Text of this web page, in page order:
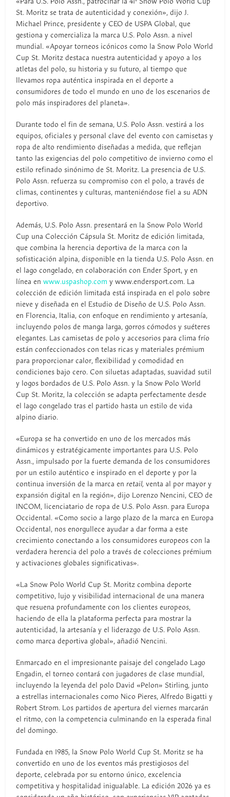
St. Moritz se trata de autenticidad y conexión», dijo J.
Michael Prince, presidente y CEO de USPA Global, que
gestiona y comercializa la marca U.S. Polo Assn. a nivel
mundial. «Apoyar torneos icónicos como la Snow Polo World
Cup St. Moritz destaca nuestra autenticidad y apoyo a los
atletas del polo, su historia y su futuro, al tiempo que
llevamos ropa auténtica inspirada en el deporte a
consumidores de todo el mundo en uno de los escenarios de
polo más inspiradores del planeta».
Durante todo el fin de semana, U.S. Polo Assn. vestirá a los
equipos, oficiales y personal clave del evento con camisetas y
ropa de alto rendimiento diseñadas a medida, que reflejan
tanto las exigencias del polo competitivo de invierno como el
estilo refinado sinónimo de St. Moritz. La presencia de U.S.
Polo Assn. refuerza su compromiso con el polo, a través de
climas, continentes y culturas, manteniéndose fiel a su ADN
deportivo.
Además, U.S. Polo Assn. presentará en la Snow Polo World
Cup una Colección Cápsula St. Moritz de edición limitada,
que combina la herencia deportiva de la marca con la
sofisticación alpina, disponible en la tienda U.S. Polo Assn. en
el lago congelado, en colaboración con Ender Sport, y en
línea enwww.uspashop.com y www.endersport.com. La
colección de edición limitada está inspirada en el polo sobre
nieve y diseñada en el Estudio de Diseño de U.S. Polo Assn.
en Florencia, Italia, con enfoque en rendimiento y artesanía,
incluyendo polos de manga larga, gorros cómodos y suéteres
elegantes. Las camisetas de polo y accesorios para clima frío
están confeccionados con telas ricas y materiales prémium
para proporcionar calor, flexibilidad y comodidad en
condiciones bajo cero. Con siluetas adaptadas, suavidad sutil
y logos bordados de U.S. Polo Assn. y la Snow Polo World
Cup St. Moritz, la colección se adapta perfectamente desde
el lago congelado tras el partido hasta un estilo de vida
alpino diario.
«Europa se ha convertido en uno de los mercados más
dinámicos y estratégicamente importantes para U.S. Polo
Assn., impulsado por la fuerte demanda de los consumidores
por un estilo auténtico e inspirado en el deporte y por la
continua inversión de la marca enretail, venta al por mayor y
expansión digital en la región», dijo Lorenzo Nencini, CEO de
INCOM, licenciatario de ropa de U.S. Polo Assn. para Europa
Occidental. «Como socio a largo plazo de la marca en Europa
Occidental, nos enorgullece ayudar a dar forma a este
crecimiento conectando a los consumidores europeos con la
verdadera herencia del polo a través de colecciones prémium
y activaciones globales significativas».
«La Snow Polo World Cup St. Moritz combina deporte
competitivo, lujo y visibilidad internacional de una manera
que resuena profundamente con los clientes europeos,
haciendo de ella la plataforma perfecta para mostrar la
autenticidad, la artesanía y el liderazgo de U.S. Polo Assn.
como marca deportiva global», añadió Nencini.
Enmarcado en el impresionante paisaje del congelado Lago
Engadin, el torneo contará con jugadores de clase mundial,
incluyendo la leyenda del polo David «Pelon» Stirling, junto
a estrellas internacionales como Nico Pieres, Alfredo Bigatti y
Robert Strom. Los partidos de apertura del viernes marcarán
el ritmo, con la competencia culminando en la esperada final
del domingo.
Fundada en 1985, la Snow Polo World Cup St. Moritz se ha
convertido en uno de los eventos más prestigiosos del
deporte, celebrada por su entorno único, excelencia
competitiva y hospitalidad inigualable. La edición 2026 ya es